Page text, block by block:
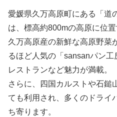
愛媛県久万高原町にある「道
は、標高約800mの高原に位
久万高原産の新鮮な高原野菜
るほど人気の「sansanパン
レストランなど魅力が満載。
さらに、四国カルストや石鎚
ても利用され、多くのドライ
ち寄ります。